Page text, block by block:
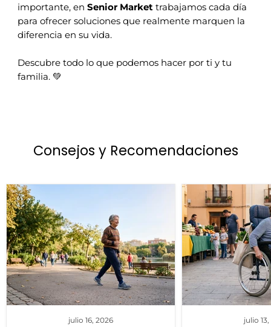
importante, en Senior Markettrabajamos cada día
para ofrecer soluciones que realmente marquen la
diferencia en su vida.
Descubre todo lo que podemos hacer por ti y tu
familia. 💚
Consejos y Recomendaciones
julio 16, 2026 julio